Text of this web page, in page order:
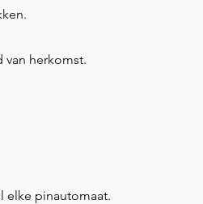
herkomst.
elke pinautomaat.